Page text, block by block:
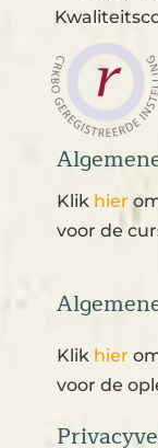
Klik hier
voor de
Klik hier
voor de